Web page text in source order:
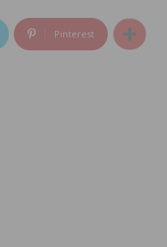
Pinterest